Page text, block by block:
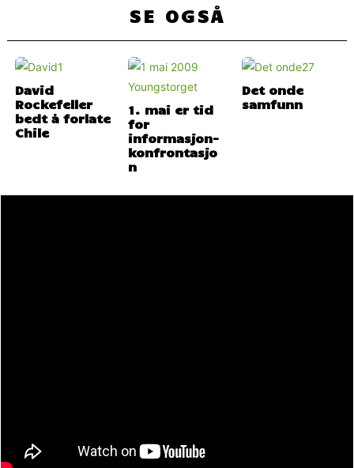
SE OGSÅ
David
Rockefeller
bedt å forlate
Chile
1. mai er tid
for
informasjon-
konfrontasjo
n
Det onde
samfunn